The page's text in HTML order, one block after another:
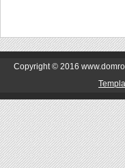
Copyright © 2016